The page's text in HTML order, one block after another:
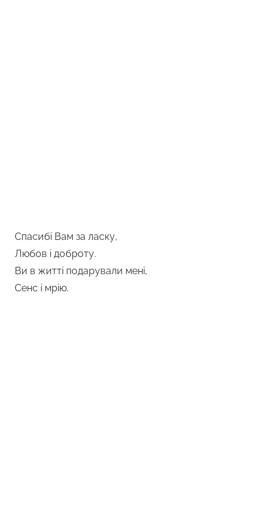
Спасибі Вам за ласку,
Любов і доброту.
Ви в житті подарували мені,
Сенс і мрію.